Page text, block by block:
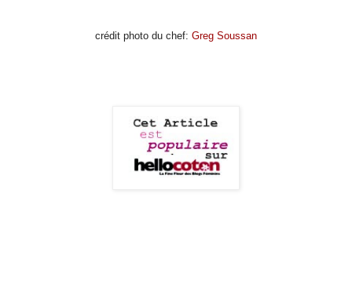
crédit photo du chef: Greg Soussan